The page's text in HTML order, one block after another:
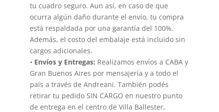
tu cuadro seguro. Aun así, en caso de que
ocurra algún daño durante el envío, tu compra
está respaldada por una garantía del 100%.
Además, el costo del embalaje está incluido sin
cargos adicionales.
• Envíos y Entregas: Realizamos envíos a CABA y
Gran Buenos Aires por mensajería y a todo el
país a través de Andreani. También podés
retirar tu pedido SIN CARGO en nuestro punto
de entrega en el centro de Villa Ballester,